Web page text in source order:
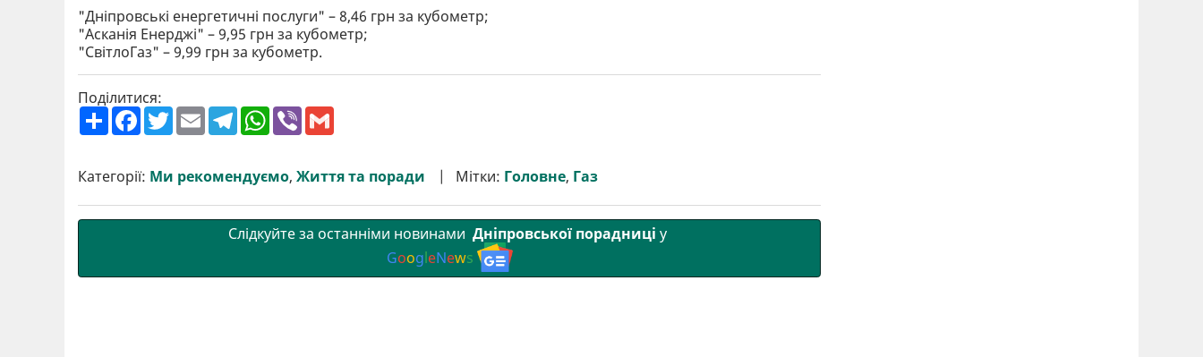
"Дніпровські енергетичні послуги" – 8,46 грн за кубометр;
"Асканія Енерджі" – 9,95 грн за кубометр;
"СвітлоГаз" – 9,99 грн за кубометр.
Поділитися:
П
о
р
и
F
a
b
o
T
w
e
E
m
l
T
e
g
r
W
h
s
A
V
r l
Категорії: Ми рекомендуємо, Життя та поради Мітки: Головне, Газ
Слідкуйте за останніми новинами Дніпровської порадниці у
GoogleNews